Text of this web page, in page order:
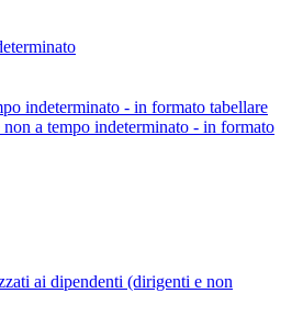
indeterminato - in formato tabellare
non a tempo indeterminato - in formato
ai dipendenti (dirigenti e non